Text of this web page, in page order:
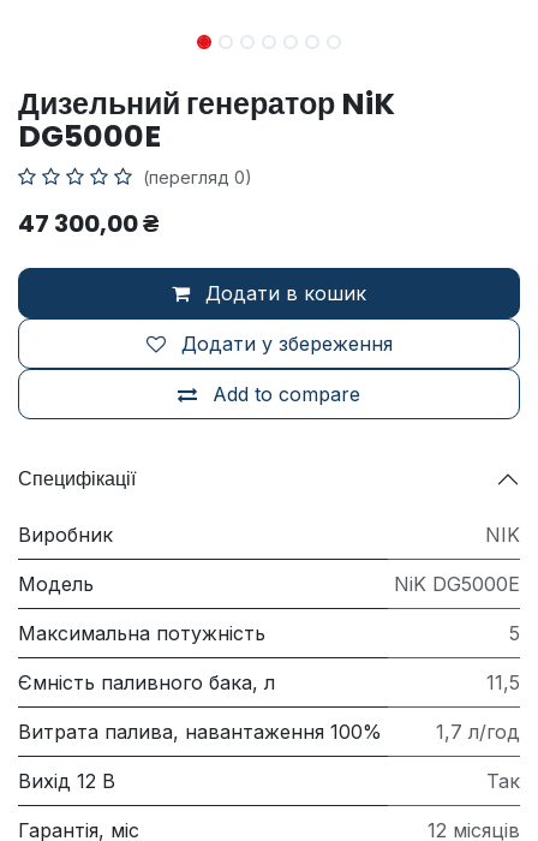
Дизельний генератор NiK
DG5000E
(перегляд 0)
47 300,00₴
Додати в кошик
Add to compare
Додати у збереження
Специфікації
Виробник NIK
Модель NiK DG5000E
Максимальна потужність 5
Ємність паливного бака, л 11,5
Витрата палива, навантаження 100% 1,7 л/год
Вихід 12 В Так
Гарантія, міс 12 місяців